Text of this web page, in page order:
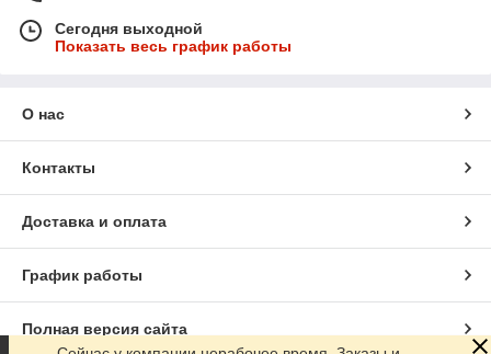
Сегодня выходной
Показать весь график работы
О нас
Контакты
Доставка и оплата
График работы
Полная версия сайта